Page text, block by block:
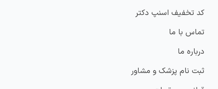
کد تخفیف اسنپ دکتر
تماس با ما
درباره ما
ثبت نام پزشک و مشاور